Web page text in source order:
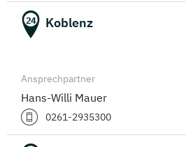
24 Koblenz
Ansprechpartner
Hans-Willi Mauer
0261-2935300